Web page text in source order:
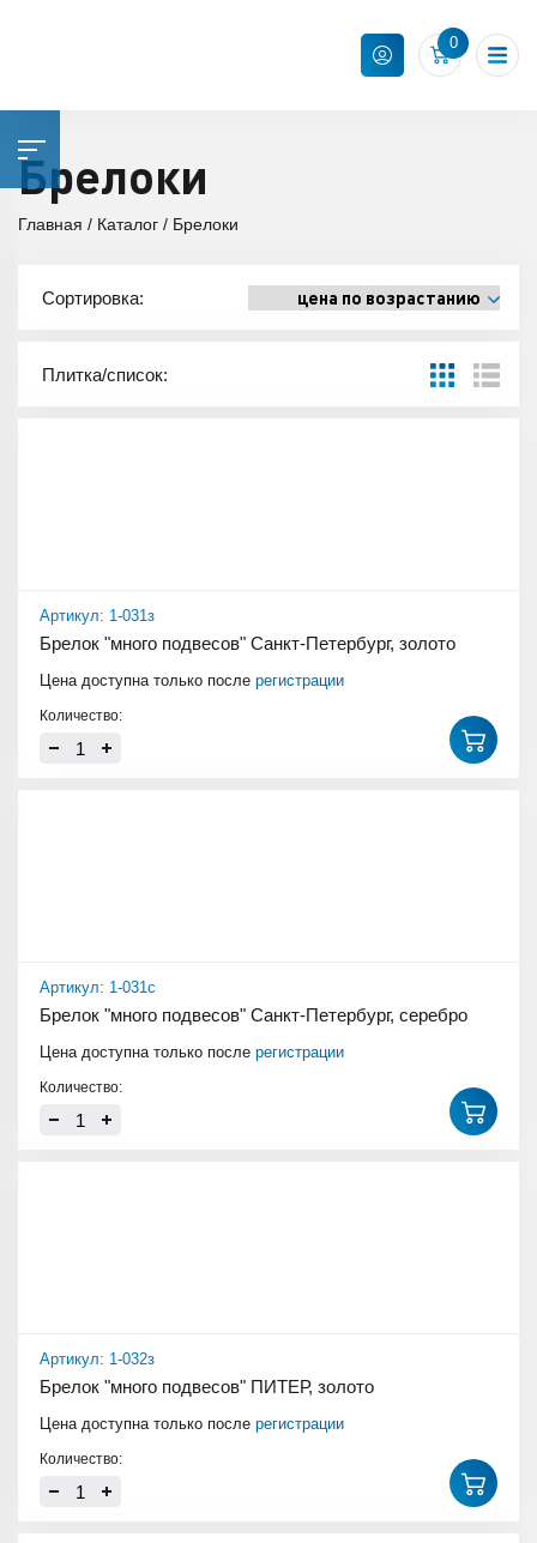
0
Брелоки
Главная Каталог Брелоки
Сортировка:
Плитка/список:
Артикул: 1-031з
Брелок "много подвесов" Санкт-Петербург, золото
Цена доступна только после регистрации
Количество:
Артикул: 1-031с
Брелок "много подвесов" Санкт-Петербург, серебро
Цена доступна только после регистрации
Количество:
Артикул: 1-032з
Брелок "много подвесов" ПИТЕР, золото
Цена доступна только после регистрации
Количество: